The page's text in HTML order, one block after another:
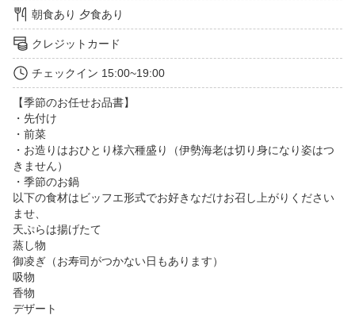
朝食あり 夕食あり
クレジットカード
チェックイン 15:00~19:00
【季節のお任せお品書】
・先付け
・前菜
・お造りはおひとり様六種盛り（伊勢海老は切り身になり姿はつ
きません）
・季節のお鍋
以下の食材はビッフエ形式でお好きなだけお召し上がりください
ませ、
天ぷらは揚げたて
蒸し物
御凌ぎ（お寿司がつかない日もあります）
吸物
香物
デザート